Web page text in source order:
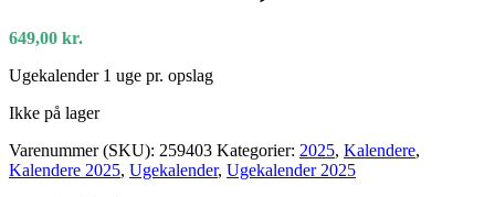
649,00 kr.
Ugekalender 1 uge pr. opslag
Ikke på lager
Varenummer (SKU): 259403 Kategorier: 2025, Kalendere,
Kalendere 2025, Ugekalender, Ugekalender 2025